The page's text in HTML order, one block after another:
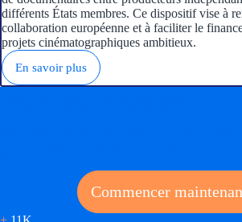
différents États membres. Ce dispositif vise à
collaboration européenne et à faciliter le
projets cinématographiques ambitieux.
En savoir plus
Commencer